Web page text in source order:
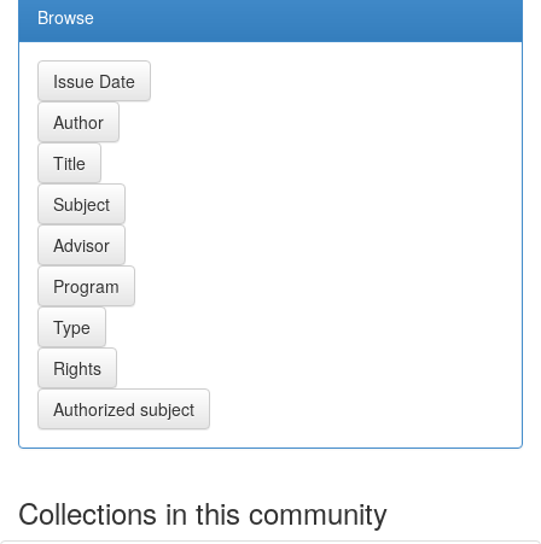
Browse
Collections in this community